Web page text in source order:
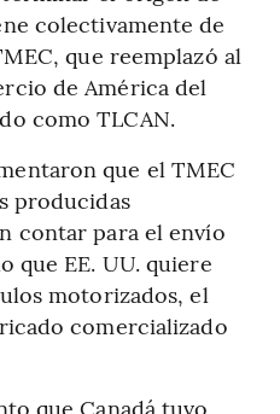
colectivamente de
que reemplazó al
de América del
como TLCAN.
que el TMEC
producidas
contar para el envío
que EE. UU. quiere
motorizados, el
comercializado
que Canadá tuvo